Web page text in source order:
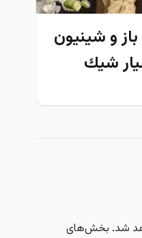
و شينيون
شيك
شد. بخش‌های